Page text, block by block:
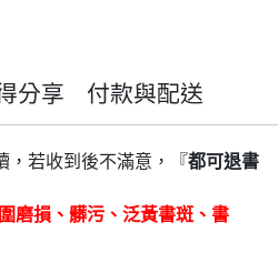
分享 付款與配送
，若收到後不滿意，『都可退書
磨損、髒污、泛黃書斑、書